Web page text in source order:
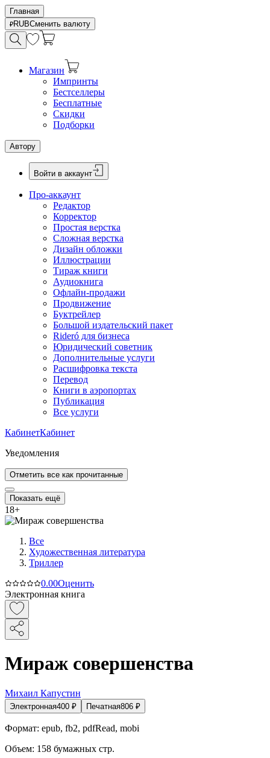
Главная
RUBСменить валюту
Магазин
Импринты
Бестселлеры
Бесплатные
Скидки
Подборки
Автору
Войти в аккаунт
Про-аккаунт
Редактор
Корректор
Простая верстка
Сложная верстка
Дизайн обложки
Иллюстрации
Тираж книги
Аудиокнига
Офлайн-продажи
Продвижение
Буктрейлер
Большой издательский пакет
Rideró для бизнеса
Юридический советник
Дополнительные услуги
Расшифровка текста
Перевод
Книги в аэропортах
Публикация
Все услуги
КабинетКабинет
Уведомления
Отметить все как прочитанные
Показать ещё
18+
Все
Художественная литература
Триллер
0.00Оценить
Электронная книга
Мираж совершенства
Михаил Капустин
Электронная400 ₽ Печатная806 ₽
Формат: epub, fb2, pdfRead, mobi
Объем: 158 бумажных стр.